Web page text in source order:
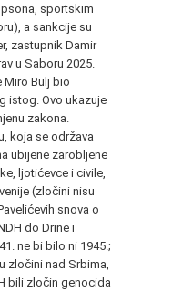
sportskim
a sankcije su
zastupnik Damir
u Saboru 2025.
Miro Bulj bio
istog. Ovo ukazuje
zakona.
koja se održava
ubijene zarobljene
ljotićevce i civile,
(zločini nisu
snova o
do Drine i
ne bi bilo ni 1945.;
zločini nad Srbima,
bili zločin genocida